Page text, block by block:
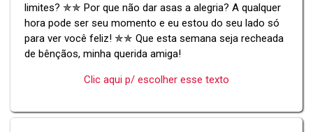
limites? ✯✯ Por que não dar asas a alegria? A qualquer
hora pode ser seu momento e eu estou do seu lado só
para ver você feliz! ✯✯ Que esta semana seja recheada
de bênçãos, minha querida amiga!
Clic aqui p/ escolher esse texto